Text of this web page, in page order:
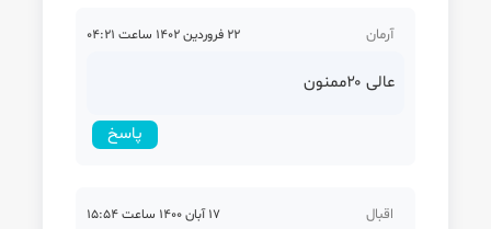
آرمان 22 فروردین 1402 ساعت 04:21
عالی ۲۰ممنون
پاسخ
اقبال 17 آبان 1400 ساعت 15:54